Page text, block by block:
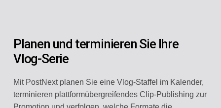
Planen und terminieren Sie Ihre
Vlog-Serie
Mit PostNext planen Sie eine Vlog-Staffel im Kalender,
terminieren plattformübergreifendes Clip-Publishing zur